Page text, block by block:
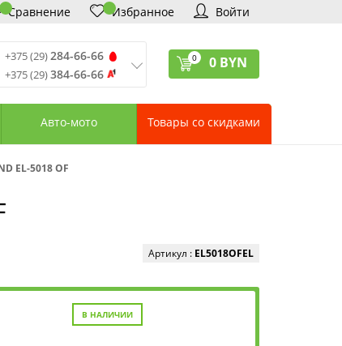
Сравнение Избранное Войти
+375 (29)284-66-66
+375 (29)384-66-66
388-66-33
«Удачник»
0 0 BYN
Авто-мото Товары со скидками
EL-5018 OF
Артикул : EL5018OFEL
В НАЛИЧИИ